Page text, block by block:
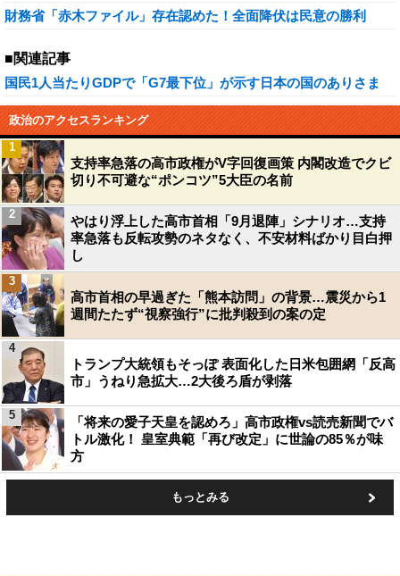
財務省「赤木ファイル」存在認めた！全面降伏は民意の勝利
■関連記事
国民1人当たりGDPで「G7最下位」が示す日本の国のありさま
政治のアクセスランキング
支持率急落の高市政権がV字回復画策 内閣改造でクビ
切り不可避な“ポンコツ”5大臣の名前
1
やはり浮上した高市首相「9月退陣」シナリオ…支持
率急落も反転攻勢のネタなく、不安材料ばかり目白押
し
2
高市首相の早過ぎた「熊本訪問」の背景…震災から1
週間たたず“視察強行”に批判殺到の案の定
3
トランプ大統領もそっぽ 表面化した日米包囲網「反高
市」うねり急拡大…2大後ろ盾が剥落
4
「将来の愛子天皇を認めろ」高市政権vs読売新聞でバ
トル激化！ 皇室典範「再び改定」に世論の85％が味
方
5
もっとみる